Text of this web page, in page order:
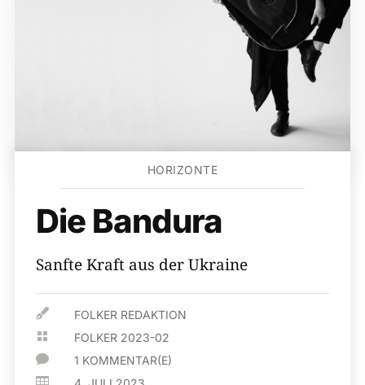
HORIZONTE
Die Bandura
Sanfte Kraft aus der Ukraine
 FOLKER REDAKTION
 FOLKER 2023-02
 1 KOMMENTAR(E)
